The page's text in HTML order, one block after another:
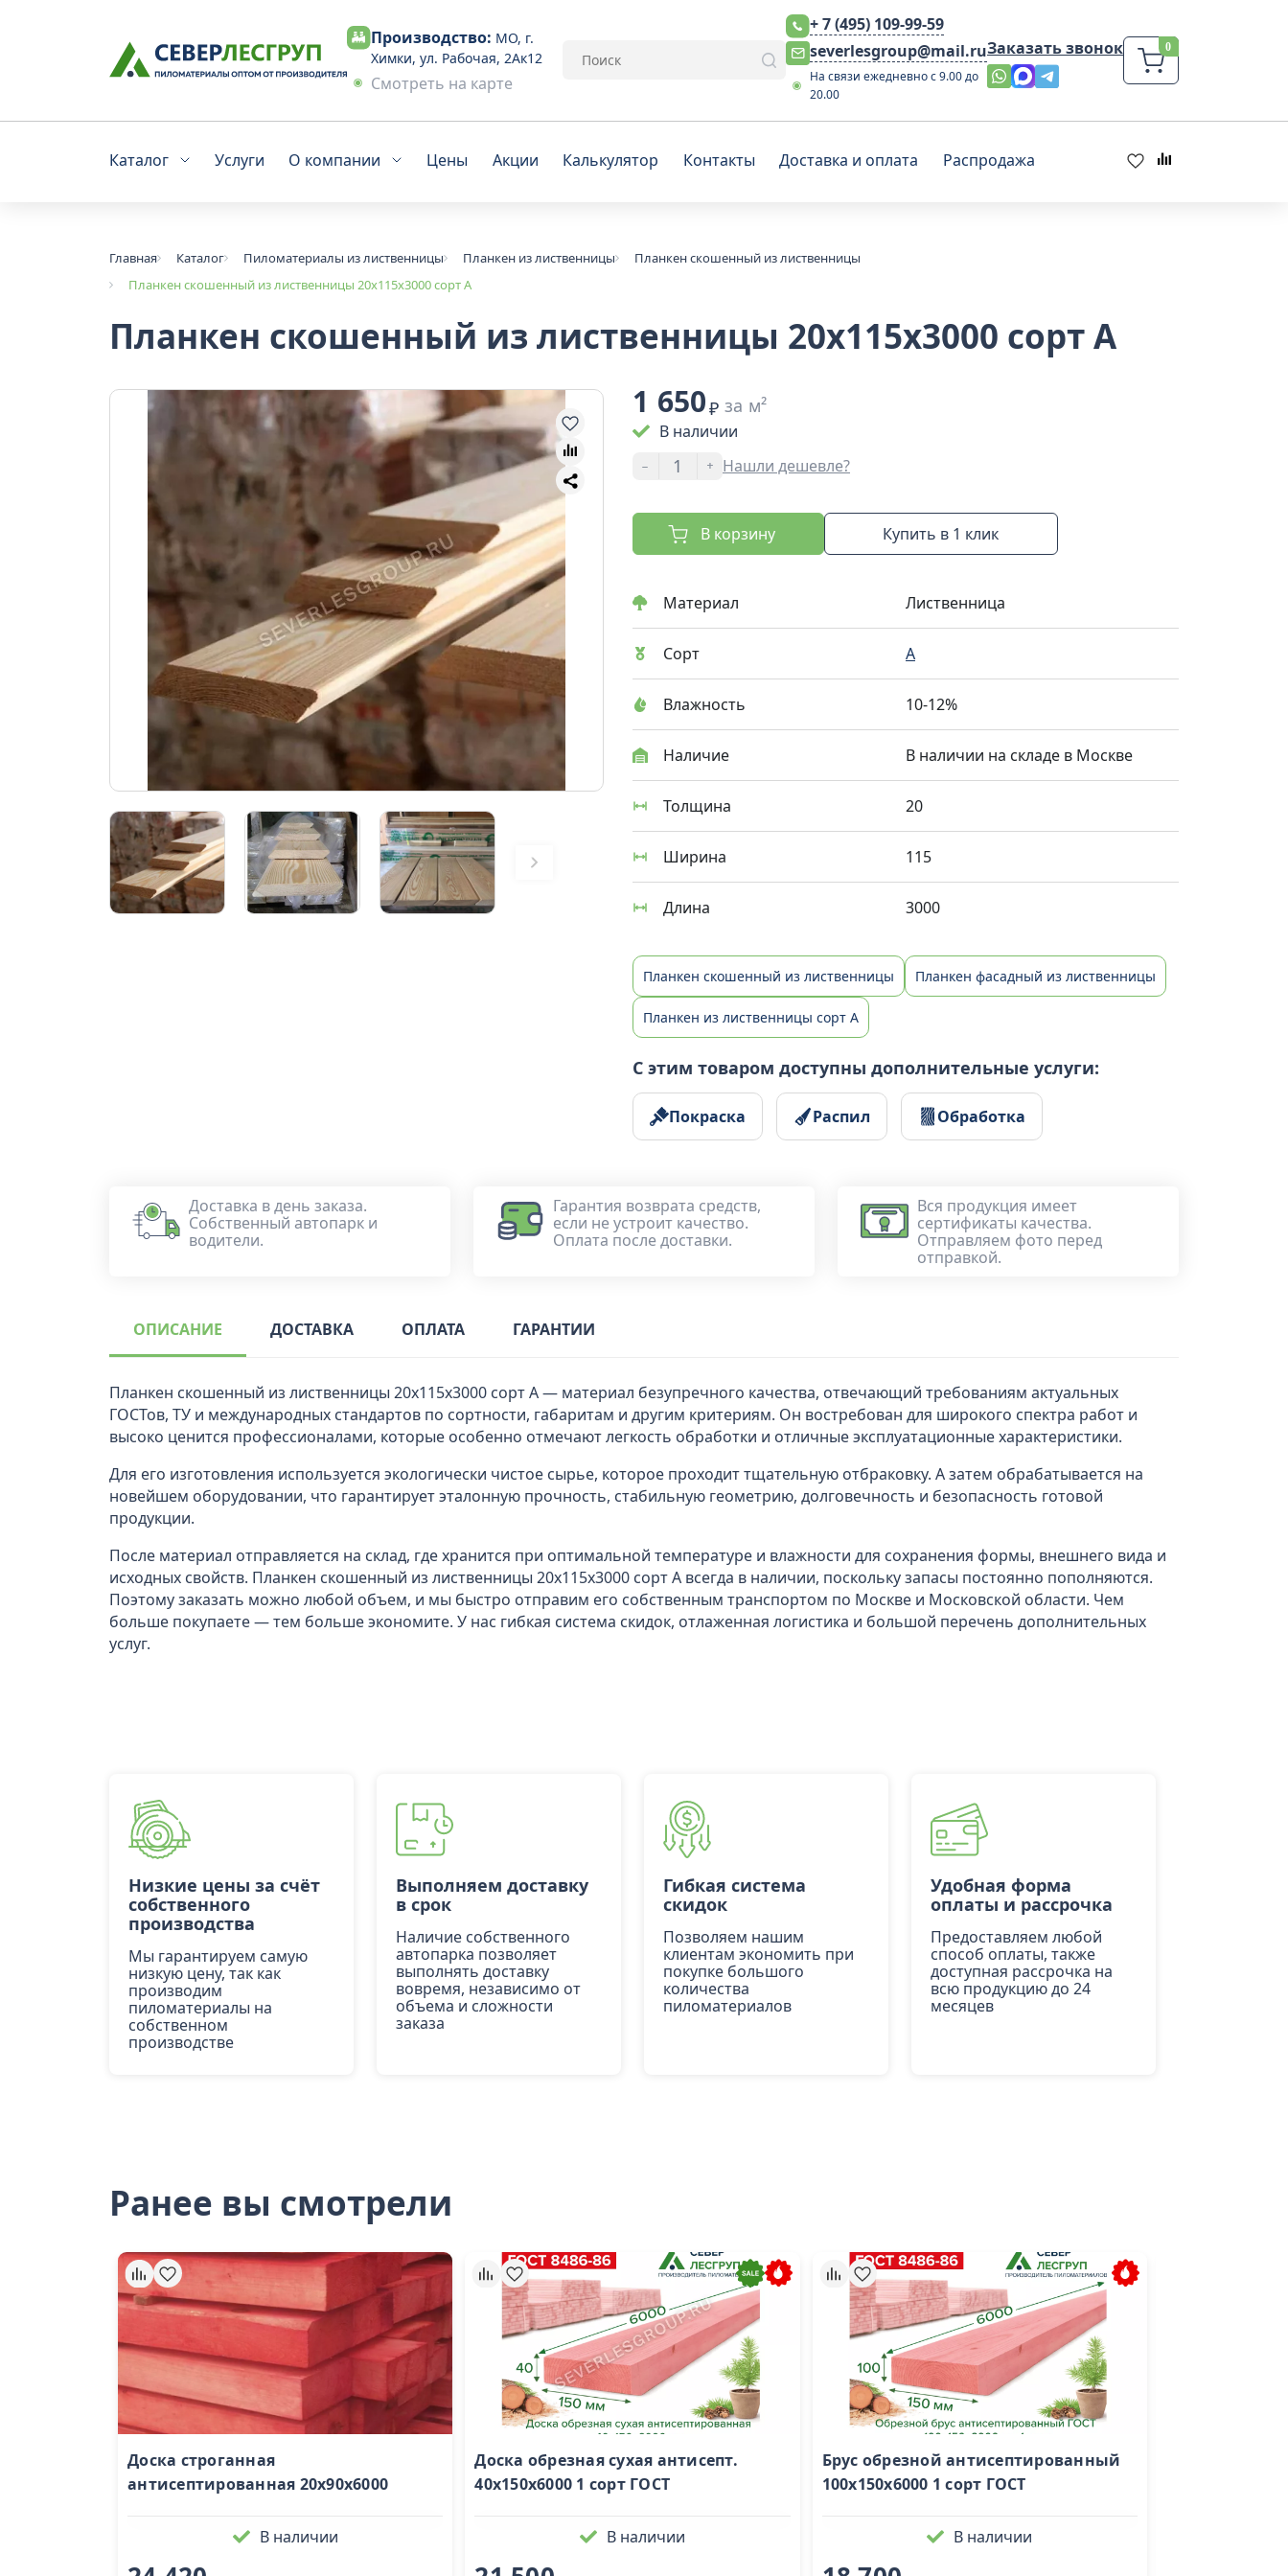
Производство: МО, г.
Химки, ул. Рабочая, 2Ак12
Смотреть на карте
+ 7 (495) 109-99-59
severlesgroup@mail.ru
На связи ежедневно с 9.00 до
20.00
Заказать звонок
Каталог Услуги О компании Цены Акции Калькулятор Контакты Доставка и оплата Распродажа
Главная Каталог Пиломатериалы из лиственницы Планкен из лиственницы
Планкен скошенный из лиственницы
Планкен скошенный из лиственницы 20x115х3000 сорт А
Планкен скошенный из лиственницы 20x115х3000 сорт А
1 650 ₽ за м²
В наличии
-
+ Нашли дешевле?
В корзину Купить в 1 клик
Материал Лиственница
Сорт A
Влажность 10-12%
Наличие В наличии на складе в Москве
Толщина 20
Ширина 115
Длина 3000
Планкен скошенный из лиственницы Планкен фасадный из лиственницы
Планкен из лиственницы сорт A
С этим товаром доступны дополнительные услуги:
Покраска Распил Обработка
Доставка в день заказа.
Собственный автопарк и
водители.
Гарантия возврата средств,
если не устроит качество.
Оплата после доставки.
Вся продукция имеет
сертификаты качества.
Отправляем фото перед
отправкой.
ОПИСАНИЕ ДОСТАВКА ОПЛАТА ГАРАНТИИ
Планкен скошенный из лиственницы 20x115х3000 сорт А — материал безупречного качества, отвечающий требованиям актуальных
ГОСТов, ТУ и международных стандартов по сортности, габаритам и другим критериям. Он востребован для широкого спектра работ и
высоко ценится профессионалами, которые особенно отмечают легкость обработки и отличные эксплуатационные характеристики.
Для его изготовления используется экологически чистое сырье, которое проходит тщательную отбраковку. А затем обрабатывается на
новейшем оборудовании, что гарантирует эталонную прочность, стабильную геометрию, долговечность и безопасность готовой
продукции.
После материал отправляется на склад, где хранится при оптимальной температуре и влажности для сохранения формы, внешнего вида и
исходных свойств. Планкен скошенный из лиственницы 20x115х3000 сорт А всегда в наличии, поскольку запасы постоянно пополняются.
Поэтому заказать можно любой объем, и мы быстро отправим его собственным транспортом по Москве и Московской области. Чем
больше покупаете — тем больше экономите. У нас гибкая система скидок, отлаженная логистика и большой перечень дополнительных
услуг.
Низкие цены за счёт
собственного
производства
Мы гарантируем самую
низкую цену, так как
производим
пиломатериалы на
собственном
производстве
Выполняем доставку
в срок
Наличие собственного
автопарка позволяет
выполнять доставку
вовремя, независимо от
объема и сложности
заказа
Гибкая система
скидок
Позволяем нашим
клиентам экономить при
покупке большого
количества
пиломатериалов
Удобная форма
оплаты и рассрочка
Предоставляем любой
способ оплаты, также
доступная рассрочка на
всю продукцию до 24
месяцев
Ранее вы смотрели
Доска строганная
антисептированная 20х90х6000
В наличии
Доска обрезная сухая антисепт.
40х150х6000 1 сорт ГОСТ
В наличии
Брус обрезной антисептированный
100х150х6000 1 сорт ГОСТ
В наличии